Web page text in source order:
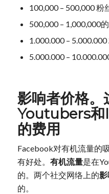
100,000 – 500,000 粉
500,000 – 1,000,000
1.000.000 –
5.000.000 –
影响者价格。
Youtubers
的费用
Facebook对有机流量的
有好处。 有机流量是在
的。两个社交网络上的
的。